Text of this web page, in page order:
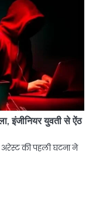
इंजीनियर युवती से ऐंठ
की पहली घटना ने